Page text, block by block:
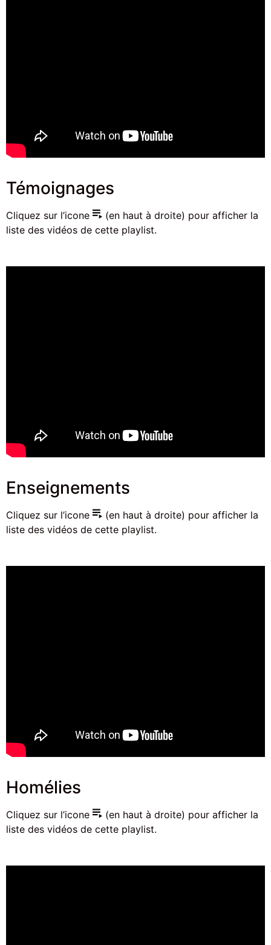
Témoignages
Cliquez sur l’icone
(en haut à droite) pour afficher la
liste des vidéos de cette playlist.
Enseignements
Cliquez sur l’icone
(en haut à droite) pour afficher la
liste des vidéos de cette playlist.
Homélies
Cliquez sur l’icone
(en haut à droite) pour afficher la
liste des vidéos de cette playlist.